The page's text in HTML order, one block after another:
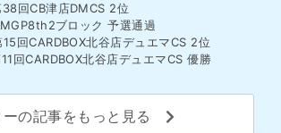
回CB津店DMCS 2位
ブロック 予選通過
回CARDBOX北谷店デュエマCS 2位
回CARDBOX北谷店デュエマCS 優勝
の記事をもっと見る